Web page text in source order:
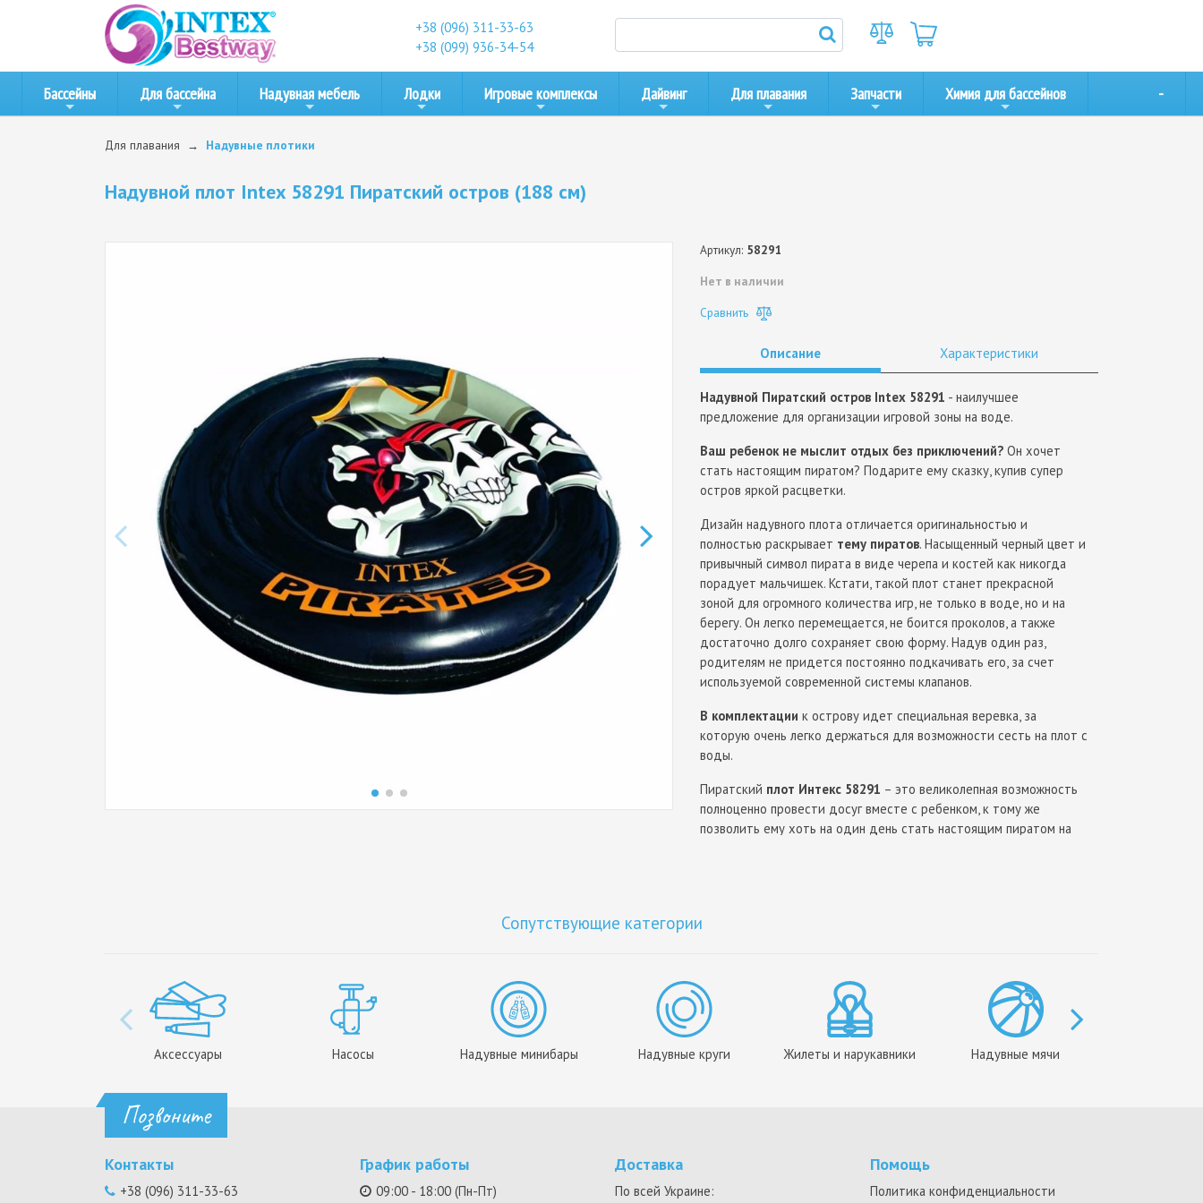
+38 (096) 311-33-63
+38 (099) 936-34-54
Бассейны Для бассейна Надувная мебель Лодки Игровые комплексы Дайвинг Для плавания Запчасти Химия для бассейнов -
Для плавания Надувные плотики
Надувной плот Intex 58291 Пиратский остров (188 см)
Артикул: 58291
Нет в наличии
Сравнить
Описание Характеристики
Надувной Пиратский остров Intex 58291 - наилучшее
предложение для организации игровой зоны на воде.
Ваш ребенок не мыслит отдых без приключений? Он хочет
стать настоящим пиратом? Подарите ему сказку, купив супер
остров яркой расцветки.
Дизайн надувного плота отличается оригинальностью и
полностью раскрывает тему пиратов. Насыщенный черный цвет и
привычный символ пирата в виде черепа и костей как никогда
порадует мальчишек. Кстати, такой плот станет прекрасной
зоной для огромного количества игр, не только в воде, но и на
берегу. Он легко перемещается, не боится проколов, а также
достаточно долго сохраняет свою форму. Надув один раз,
родителям не придется постоянно подкачивать его, за счет
используемой современной системы клапанов.
В комплектации к острову идет специальная веревка, за
которую очень легко держаться для возможности сесть на плот с
воды.
Пиратский плот Интекс 58291 – это великолепная возможность
полноценно провести досуг вместе с ребенком, к тому же
позволить ему хоть на один день стать настоящим пиратом на
Сопутствующие категории
Аксессуары Насосы Надувные минибары Надувные круги Жилеты и нарукавники Надувные мячи
Позвоните
Контакты
+38 (096) 311-33-63
График работы
09:00 - 18:00 (Пн-Пт)
Доставка
По всей Украине:
Помощь
Политика конфиденциальности